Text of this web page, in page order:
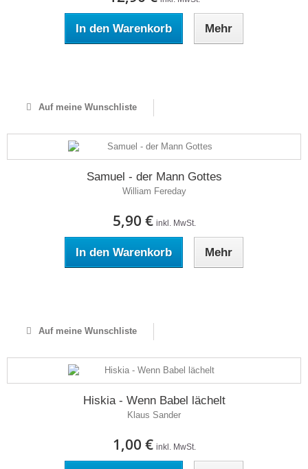
In den Warenkorb Mehr
Auf meine Wunschliste
Samuel - der Mann Gottes
William Fereday
5,90 € inkl. MwSt.
In den Warenkorb Mehr
Auf meine Wunschliste
Hiskia - Wenn Babel lächelt
Klaus Sander
1,00 € inkl. MwSt.